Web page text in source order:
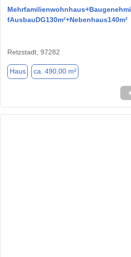
fAusbauDG130m²+Nebenhaus140m²
Retzstadt, 97282
Haus ca. 490,00 m²